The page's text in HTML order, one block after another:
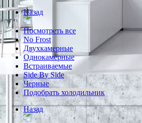
Назад
Посмотреть все
No Frost
Двухкамерные
Однокамерные
Встраиваемые
Side By Side
Черные
Подобрать холодильник
Назад